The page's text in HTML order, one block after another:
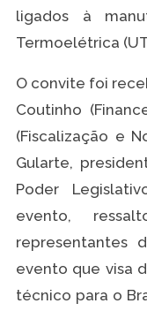
ligados à
Termoelétrica
O convite foi
Coutinho
(Fiscalização e
Gularte,
Poder
evento,
representantes
evento que visa
técnico para o